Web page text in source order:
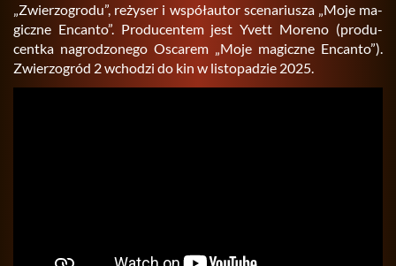
„Zwie­rzo­gro­du”, re­ży­ser i współ­au­tor sce­na­riu­sza „Moje ma­
gicz­ne En­can­to”. Pro­du­cen­tem jest Yvett Mo­re­no (pro­du­
cent­ka na­gro­dzo­ne­go Osca­rem „Moje ma­gicz­ne En­can­to”).
Zwie­rzo­gród 2 wcho­dzi do kin w li­sto­pa­dzie 2025.